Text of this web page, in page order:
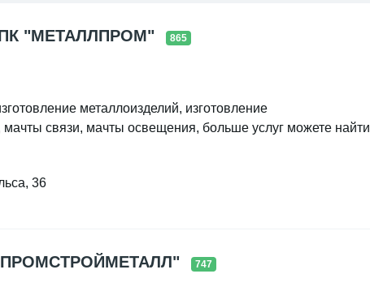
"МЕТАЛЛПРОМ" 865
металлоизделий, изготовление
связи, мачты освещения, больше услуг можете найти
занимается закупкой и пуско-наладкой
и изготовлению металлоконструкций. ТПК
36
747